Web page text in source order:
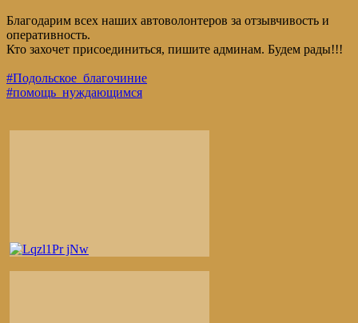
Благодарим всех наших автоволонтеров за отзывчивость и
оперативность.
Кто захочет присоединиться, пишите админам. Будем рады!!!
#Подольское_благочиние
#помощь_нуждающимся